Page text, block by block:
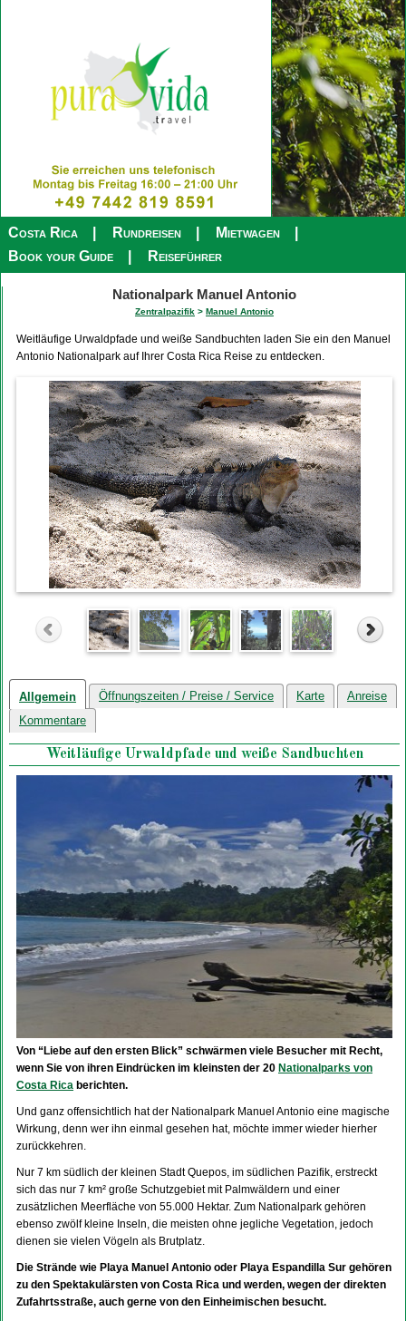
Costa Rica Rundreisen
Mietwagen
Book your Guide
Reiseführer
Nationalpark Manuel Antonio
Zentralpazifik > Manuel Antonio
Weitläufige Urwaldpfade und weiße Sandbuchten laden Sie ein den Manuel
Antonio Nationalpark auf Ihrer Costa Rica Reise zu entdecken.
Allgemein Öffnungszeiten / Preise / Service Karte
Anreise
Kommentare
Weitläufige Urwaldpfade und weiße Sandbuchten
Von “Liebe auf den ersten Blick” schwärmen viele Besucher mit Recht,
wenn Sie von ihren Eindrücken im kleinsten der 20 Nationalparks von
Costa Rica berichten.
Und ganz offensichtlich hat der Nationalpark Manuel Antonio eine magische
Wirkung, denn wer ihn einmal gesehen hat, möchte immer wieder hierher
zurückkehren.
Nur 7 km südlich der kleinen Stadt Quepos, im südlichen Pazifik, erstreckt
sich das nur 7 km² große Schutzgebiet mit Palmwäldern und einer
zusätzlichen Meerfläche von 55.000 Hektar. Zum Nationalpark gehören
ebenso zwölf kleine Inseln, die meisten ohne jegliche Vegetation, jedoch
dienen sie vielen Vögeln als Brutplatz.
Die Strände wie Playa Manuel Antonio oder Playa Espandilla Sur gehören
zu den Spektakulärsten von Costa Rica und werden, wegen der direkten
Zufahrtsstraße, auch gerne von den Einheimischen besucht.